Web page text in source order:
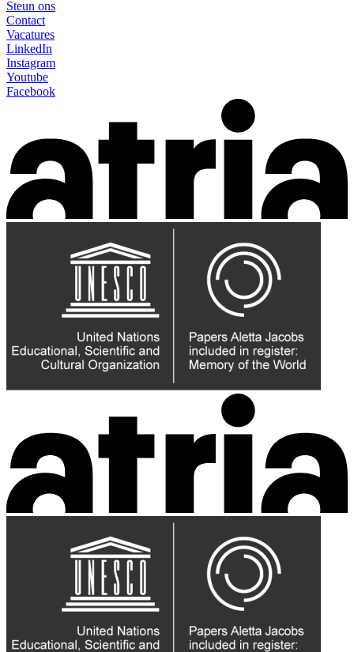
Steun ons
Contact
Vacatures
LinkedIn
Instagram
Youtube
Facebook